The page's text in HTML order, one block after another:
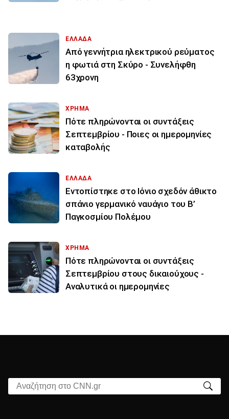
ΕΛΛΑΔΑ
Από γεννήτρια ηλεκτρικού ρεύματος
η φωτιά στη Σκύρο - Συνελήφθη
63χρονη
ΧΡΗΜΑ
Πότε πληρώνονται οι συντάξεις
Σεπτεμβρίου - Ποιες οι ημερομηνίες
καταβολής
ΕΛΛΑΔΑ
Εντοπίστηκε στο Ιόνιο σχεδόν άθικτο
σπάνιο γερμανικό ναυάγιο του Β’
Παγκοσμίου Πολέμου
ΧΡΗΜΑ
Πότε πληρώνονται οι συντάξεις
Σεπτεμβρίου στους δικαιούχους -
Αναλυτικά οι ημερομηνίες
Αναζήτηση στο CNN.gr